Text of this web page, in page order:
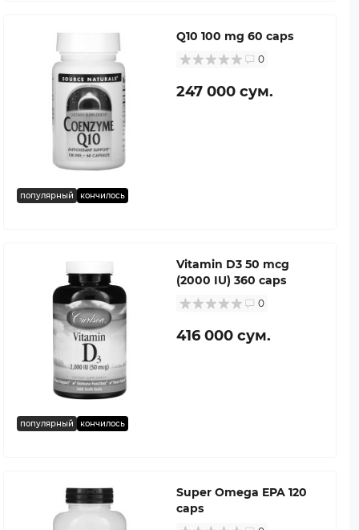
популярный кончилось
Q10 100 mg 60 caps
0
247 000 сум.
популярный кончилось
Vitamin D3 50 mcg
(2000 IU) 360 caps
0
416 000 сум.
Super Omega EPA 120
caps